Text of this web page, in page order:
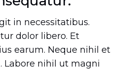
in necessitatibus.
dolor libero. Et
earum. Neque nihil et
Labore nihil ut magni